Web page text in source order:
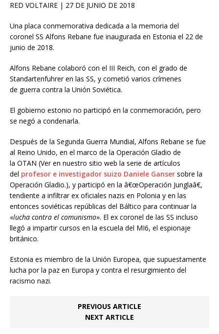
RED VOLTAIRE | 27 DE JUNIO DE 2018
Una placa conmemorativa dedicada a la memoria del
coronel SS Alfons Rebane fue inaugurada en Estonia el 22 de
junio de 2018.
Alfons Rebane colaboró con el III Reich, con el grado de
Standartenfuhrer en las SS, y cometió varios crímenes
de guerra contra la Unión Soviética.
El gobierno estonio no participó en la conmemoración, pero
se negó a condenarla.
Después de la Segunda Guerra Mundial, Alfons Rebane se fue
al Reino Unido, en el marco de la Operación Gladio de
la OTAN (Ver en nuestro sitio web la serie de artículos
del profesor e investigador suizo Daniele Ganser sobre la
Operación Gladio.), y participó en la â€œOperación Junglaâ€,
tendiente a infiltrar ex oficiales nazis en Polonia y en las
entonces soviéticas repúblicas del Báltico para continuar la
«lucha contra el comunismo». El ex coronel de las SS incluso
llegó a impartir cursos en la escuela del MI6, el espionaje
británico.
Estonia es miembro de la Unión Europea, que supuestamente
lucha por la paz en Europa y contra el resurgimiento del
racismo nazi.
PREVIOUS ARTICLE
NEXT ARTICLE